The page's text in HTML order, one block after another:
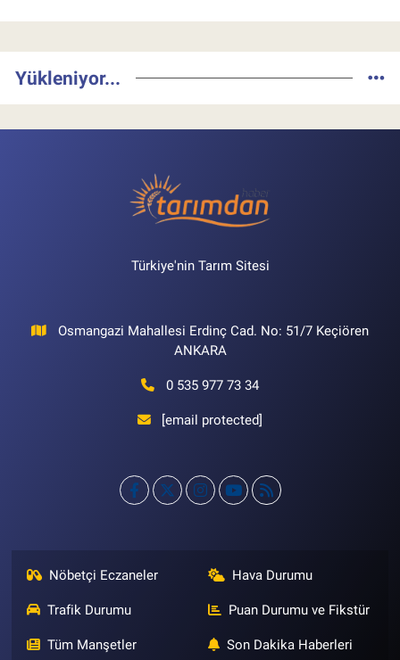
Yükleniyor...
Türkiye'nin Tarım Sitesi
Osmangazi Mahallesi Erdinç Cad. No: 51/7 Keçiören
ANKARA
0 535 977 73 34
[email protected]
Nöbetçi Eczaneler Hava Durumu
Trafik Durumu Puan Durumu ve Fikstür
Tüm Manşetler Son Dakika Haberleri